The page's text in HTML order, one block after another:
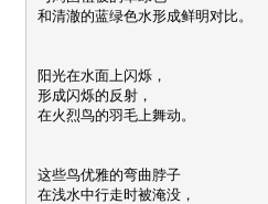
和清澈的蓝绿色水形成鲜明对比。
阳光在水面上闪烁，
形成闪烁的反射，
在火烈鸟的羽毛上舞动。
这些鸟优雅的弯曲脖子
在浅水中行走时被淹没，